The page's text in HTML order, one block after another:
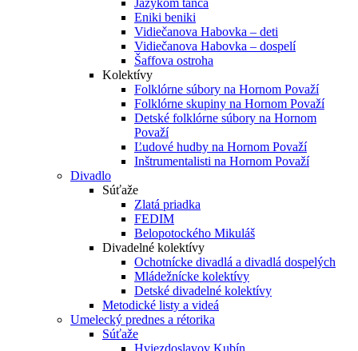
Jazykom tanca
Eniki beniki
Vidiečanova Habovka – deti
Vidiečanova Habovka – dospelí
Šaffova ostroha
Kolektívy
Folklórne súbory na Hornom Považí
Folklórne skupiny na Hornom Považí
Detské folklórne súbory na Hornom
Považí
Ľudové hudby na Hornom Považí
Inštrumentalisti na Hornom Považí
Divadlo
Súťaže
Zlatá priadka
FEDIM
Belopotockého Mikuláš
Divadelné kolektívy
Ochotnícke divadlá a divadlá dospelých
Mládežnícke kolektívy
Detské divadelné kolektívy
Metodické listy a videá
Umelecký prednes a rétorika
Súťaže
Hviezdoslavov Kubín